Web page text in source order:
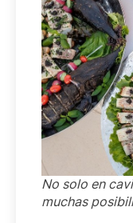
No solo en
muchas